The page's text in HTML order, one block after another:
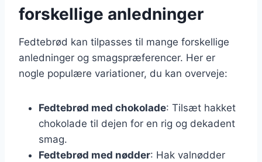
forskellige anledninger
Fedtebrød kan tilpasses til mange forskellige
anledninger og smagspræferencer. Her er
nogle populære variationer, du kan overveje:
Fedtebrød med chokolade: Tilsæt hakket
chokolade til dejen for en rig og dekadent
smag.
Fedtebrød med nødder: Hak valnødder